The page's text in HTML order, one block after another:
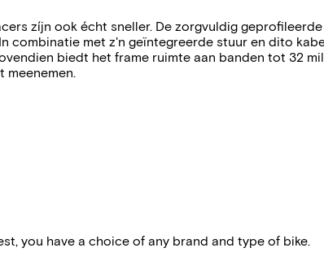
zíjn ook écht sneller. De zorgvuldig geprofileerde
met z'n geïntegreerde stuur en dito
biedt het frame ruimte aan banden tot 32
you have a choice of any brand and type of bike.